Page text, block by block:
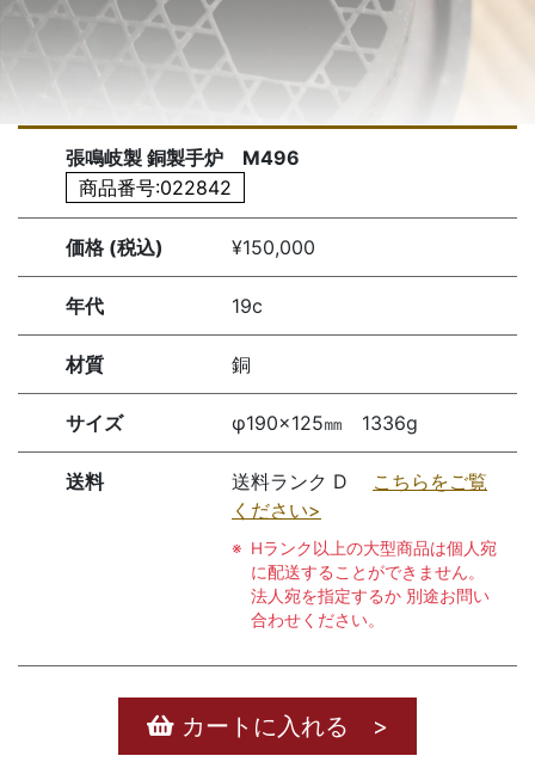
張鳴岐製 銅製手炉 M496
商品番号:022842
価格 (税込) ¥150,000
年代 19c
材質 銅
サイズ φ190×125㎜ 1336g
送料 送料ランク D こちらをご覧
ください>
Hランク以上の大型商品は個人宛
に配送することができません。
法人宛を指定するか 別途お問い
合わせください。
カートに入れる >